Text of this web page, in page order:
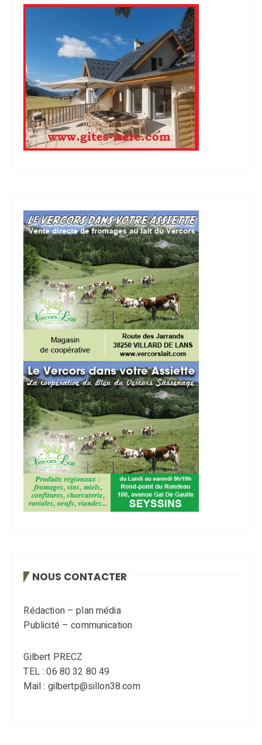
NOUS CONTACTER
Rédaction – plan média
Publicité – communication
Gilbert PRECZ
TEL : 06 80 32 80 49
Mail : gilbertp@sillon38.com